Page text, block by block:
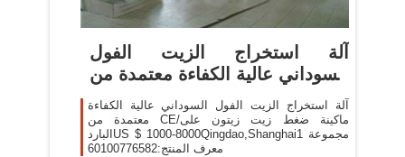
آلة استخراج الزيت الفول
السوداني عالية الكفاءة معتمدة من
CE
آلة استخراج الزيت الفول السوداني عالية الكفاءة
معتمدة من CE/ماكينة ضغط زيت زيتون على
الباردUS $ 1000-8000Qingdao,Shanghai1 مجموعة
معرف المنتج:60100776582